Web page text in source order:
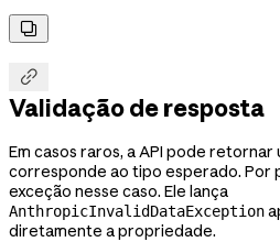


Validação de resposta
Em casos raros, a API pode
corresponde ao tipo esperado. Por
exceção nesse caso. Ele lança
AnthropicInvalidDataException
diretamente a propriedade.